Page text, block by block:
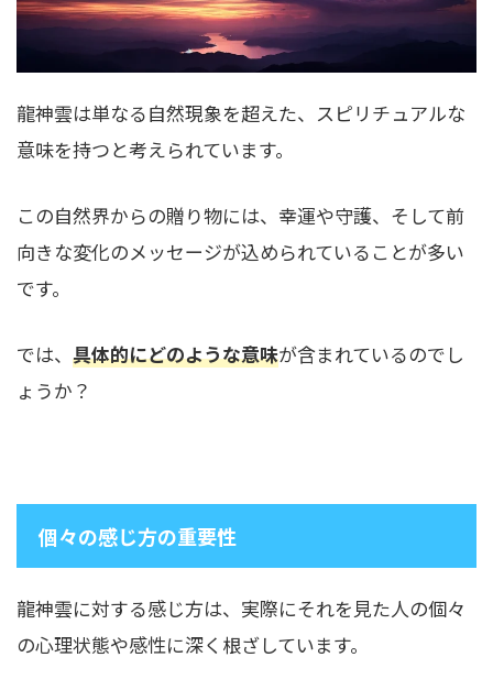
龍神雲は単なる自然現象を超えた、スピリチュアルな
意味を持つと考えられています。
この自然界からの贈り物には、幸運や守護、そして前
向きな変化のメッセージが込められていることが多い
です。
では、 具体的にどのような意味が含まれているのでし
ょうか？
個々の感じ方の重要性
龍神雲に対する感じ方は、実際にそれを見た人の個々
の心理状態や感性に深く根ざしています。